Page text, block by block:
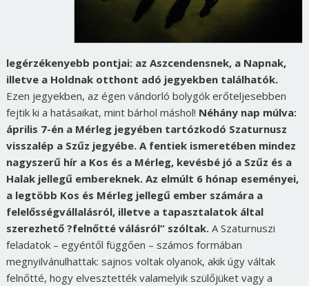
legérzékenyebb pontjai: az Aszcendensnek, a Napnak,
illetve a Holdnak otthont adó jegyekben találhatók.
Ezen jegyekben, az égen vándorló bolygók erőteljesebben
fejtik ki a hatásaikat, mint bárhol máshol! Néhány nap múlva:
április 7-én a Mérleg jegyében tartózkodó Szaturnusz
visszalép a Szűz jegyébe. A fentiek ismeretében mindez
nagyszerű hír a Kos és a Mérleg, kevésbé jó a Szűz és a
Halak jellegű embereknek. Az elmúlt 6 hónap eseményei,
a legtöbb Kos és Mérleg jellegű ember számára a
felelősségvállalásról, illetve a tapasztalatok által
szerezhető ?felnőtté válásról” szóltak.A Szaturnuszi
feladatok – egyéntől függően – számos formában
megnyilvánulhattak: sajnos voltak olyanok, akik úgy váltak
felnőtté, hogy elvesztették valamelyik szülőjüket vagy a